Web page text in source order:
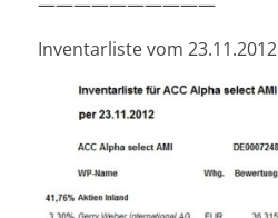
Inventarliste vom 23.11.2012